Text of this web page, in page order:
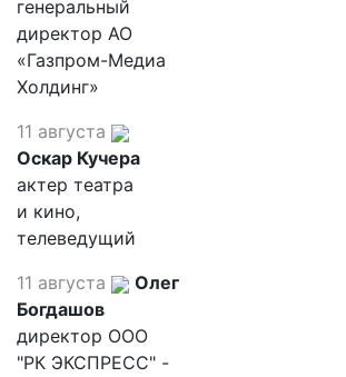
генеральный
директор АО
«Газпром-Медиа
Холдинг»
11 августа
Оскар Кучера
актер театра
и кино,
телеведущий
11 августа
Олег
Богдашов
директор ООО
"РК ЭКСПРЕСС" -